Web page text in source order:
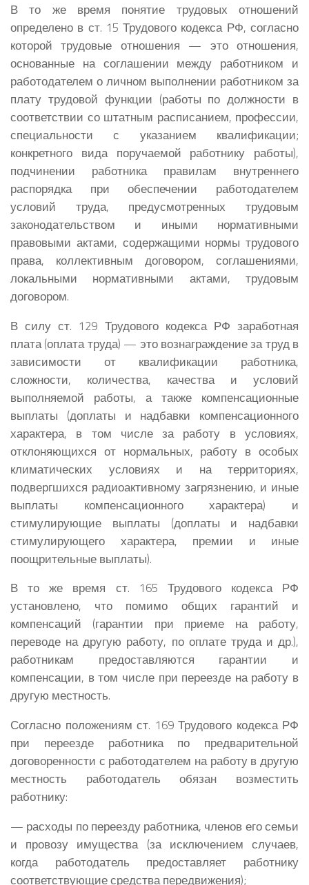
В то же время понятие трудовых отношений
определено в ст. 15 Трудового кодекса РФ, согласно
которой трудовые отношения — это отношения,
основанные на соглашении между работником и
работодателем о личном выполнении работником за
плату трудовой функции (работы по должности в
соответствии со штатным расписанием, профессии,
специальности с указанием квалификации;
конкретного вида поручаемой работнику работы),
подчинении работника правилам внутреннего
распорядка при обеспечении работодателем
условий труда, предусмотренных трудовым
законодательством и иными нормативными
правовыми актами, содержащими нормы трудового
права, коллективным договором, соглашениями,
локальными нормативными актами, трудовым
договором.
В силу ст. 129 Трудового кодекса РФ заработная
плата (оплата труда) — это вознаграждение за труд в
зависимости от квалификации работника,
сложности, количества, качества и условий
выполняемой работы, а также компенсационные
выплаты (доплаты и надбавки компенсационного
характера, в том числе за работу в условиях,
отклоняющихся от нормальных, работу в особых
климатических условиях и на территориях,
подвергшихся радиоактивному загрязнению, и иные
выплаты компенсационного характера) и
стимулирующие выплаты (доплаты и надбавки
стимулирующего характера, премии и иные
поощрительные выплаты).
В то же время ст. 165 Трудового кодекса РФ
установлено, что помимо общих гарантий и
компенсаций (гарантии при приеме на работу,
переводе на другую работу, по оплате труда и др.),
работникам предоставляются гарантии и
компенсации, в том числе при переезде на работу в
другую местность.
Согласно положениям ст. 169 Трудового кодекса РФ
при переезде работника по предварительной
договоренности с работодателем на работу в другую
местность работодатель обязан возместить
работнику:
— расходы по переезду работника, членов его семьи
и провозу имущества (за исключением случаев,
когда работодатель предоставляет работнику
соответствующие средства передвижения);